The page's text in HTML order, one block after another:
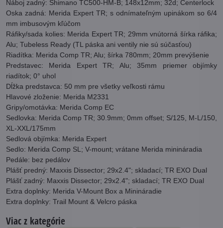
Náboj zadný: Shimano TC500-HM-B; 148x12mm; 32d; Centerlock
Oska zadná: Merida Expert TR; s odnímateľným upinákom so 6/4
mm imbusovým kľúčom
Ráfiky/sada kolies: Merida Expert TR; 29mm vnútorná šírka ráfika;
Alu; Tubeless Ready (TL páska ani ventily nie sú súčasťou)
Riadítka: Merida Comp TR; Alu; šírka 780mm; 20mm prevýšenie
Predstavec: Merida Expert TR; Alu; 35mm priemer objímky
riadítok; 0° uhol
Dĺžka predstavca: 50 mm pre všetky veľkosti rámu
Hlavové zloženie: Merida M2331
Gripy/omotávka: Merida Comp EC
Sedlovka: Merida Comp TR; 30.9mm; 0mm offset; S/125, M-L/150,
XL-XXL/175mm
Sedlová objímka: Merida Expert
Sedlo: Merida Comp SL; V-mount; vrátane Merida minináradia
Pedále: bez pedálov
Plášť predný: Maxxis Dissector; 29x2.4"; skladací; TR EXO Dual
Plášť zadný: Maxxis Dissector; 29x2.4"; skladací; TR EXO Dual
Extra doplnky: Merida V-Mount Box a Minináradie
Extra doplnky: Trail Mount & Velcro páska
Viac z kategórie